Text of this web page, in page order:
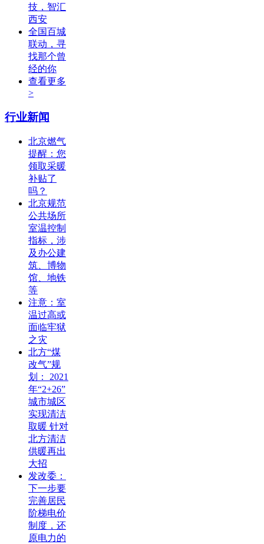
技，智汇
西安
全国百城
联动，寻
找那个曾
经的你
查看更多
>
行业新闻
北京燃气
提醒：您
领取采暖
补贴了
吗？
北京规范
公共场所
室温控制
指标，涉
及办公建
筑、博物
馆、地铁
等
注意：室
温过高或
面临牢狱
之灾
北方“煤
改气”规
划： 2021
年“2+26”
城市城区
实现清洁
取暖 针对
北方清洁
供暖再出
大招
发改委：
下一步要
完善居民
阶梯电价
制度，还
原电力的